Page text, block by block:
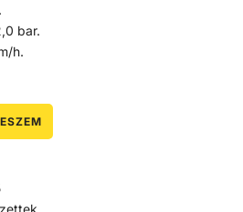
bar.
h.